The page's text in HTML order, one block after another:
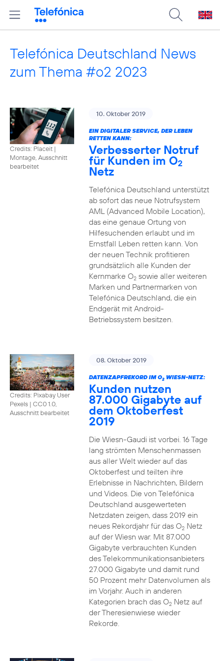
Telefónica Deutschland News
zum Thema #o2 2023
Credits: Placeit |
Montage, Ausschnitt
bearbeitet
10. Oktober 2019
EIN DIGITALER SERVICE, DER LEBEN
RETTEN KANN:
Verbesserter Notruf
für Kunden im O2
Netz
Telefónica Deutschland unterstützt
ab sofort das neue Notrufsystem
AML (Advanced Mobile Location),
das eine genaue Ortung von
Hilfesuchenden erlaubt und im
Ernstfall Leben retten kann. Von
der neuen Technik profitieren
grundsätzlich alle Kunden der
Kernmarke O2sowie aller weiteren
Marken und Partnermarken von
Telefónica Deutschland, die ein
Endgerät mit Android-
Betriebssystem besitzen.
Credits: Pixabay User
Pexels | CC0 1.0,
Ausschnitt bearbeitet
08. Oktober 2019
DATENZAPFREKORD IM O2WIESN-NETZ:
Kunden nutzen
87.000 Gigabyte auf
dem Oktoberfest
2019
Die Wiesn-Gaudi ist vorbei. 16 Tage
lang strömten Menschenmassen
aus aller Welt wieder auf das
Oktoberfest und teilten ihre
Erlebnisse in Nachrichten, Bildern
und Videos. Die von Telefónica
Deutschland ausgewerteten
Netzdaten zeigen, dass 2019 ein
neues Rekordjahr für das O2Netz
auf der Wiesn war. Mit 87.000
Gigabyte verbrauchten Kunden
des Telekommunikationsanbieters
27.000 Gigabyte und damit rund
50 Prozent mehr Datenvolumen als
im Vorjahr. Auch in anderen
Kategorien brach das O2Netz auf
der Theresienwiese wieder
Rekorde.